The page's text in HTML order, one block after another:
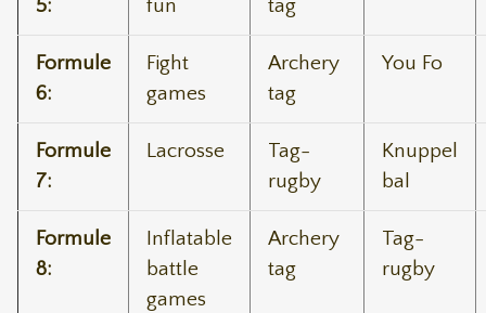
5:
fun
tag
Formule
6:
Fight
games
Archery
tag
You Fo
Formule
7:
Lacrosse
Tag-
rugby
Knuppel
bal
Formule
8:
Inflatable
battle
games
Archery
tag
Tag-
rugby